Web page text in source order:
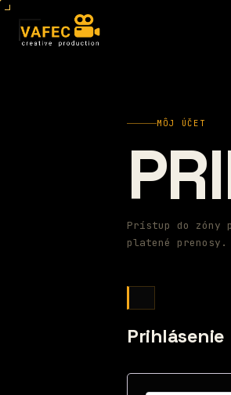
MÔJ ÚČET
Prístup do zóny
platené prenosy.
Prihlásenie